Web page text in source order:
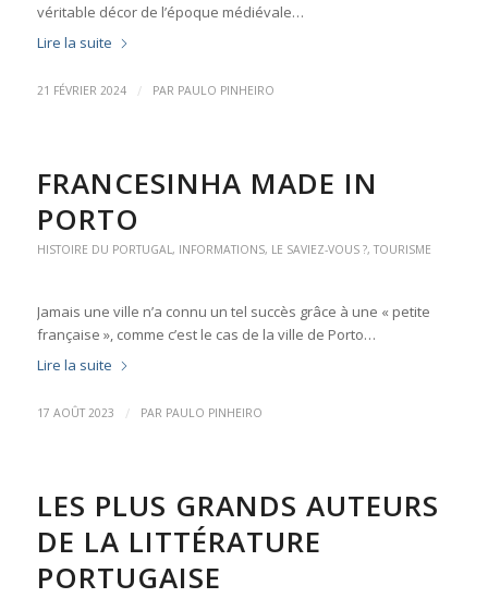
véritable décor de l’époque médiévale…
Lire la suite
21 FÉVRIER 2024 / PAR PAULO PINHEIRO
FRANCESINHA MADE IN
PORTO
HISTOIRE DU PORTUGAL , INFORMATIONS, LE SAVIEZ-VOUS ?, TOURISME
Jamais une ville n’a connu un tel succès grâce à une « petite
française », comme c’est le cas de la ville de Porto…
Lire la suite
17 AOÛT 2023 / PAR PAULO PINHEIRO
LES PLUS GRANDS AUTEURS
DE LA LITTÉRATURE
PORTUGAISE